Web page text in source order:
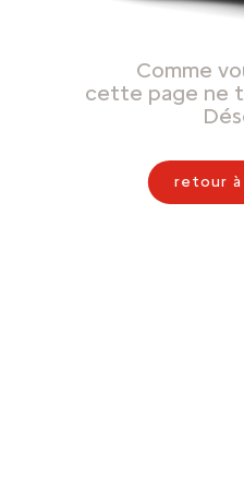
Comme
cette page ne
retour à